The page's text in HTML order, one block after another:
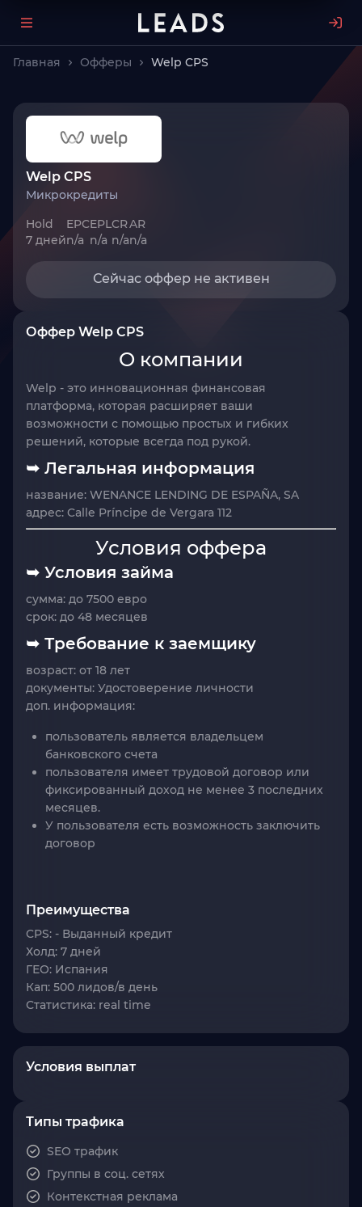
Главная Офферы Welp CPS
Welp CPS
Микрокредиты
Hold
7 дней
EPC
n/a
EPL
n/a
CR
n/a
AR
n/a
Сейчас оффер не активен
Оффер Welp CPS
О компании
Welp - это инновационная финансовая
платформа, которая расширяет ваши
возможности с помощью простых и гибких
решений, которые всегда под рукой.
➥ Легальная информация
название: WENANCE LENDING DE ESPAÑA, SA
адрес: Calle Príncipe de Vergara 112
Условия оффера
➥ Условия займа
сумма: до 7500 евро
срок: до 48 месяцев
➥ Требование к заемщику
возраст: от 18 лет
документы: Удостоверение личности
доп. информация:
пользователь является владельцем
банковского счета
пользователя имеет трудовой договор или
фиксированный доход не менее 3 последних
месяцев.
У пользователя есть возможность заключить
договор
Преимущества
CPS: - Выданный кредит
Холд: 7 дней
ГЕО: Испания
Кап: 500 лидов/в день
Статистика: real time
Условия выплат
Типы трафика
SEO трафик
Группы в соц. сетях
Контекстная реклама